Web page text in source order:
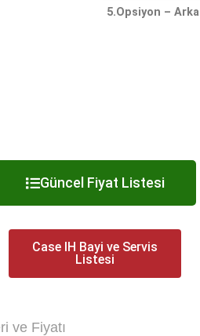
5.Opsiyon – Arka
Güncel Fiyat Listesi
Case IH Bayi ve Servis
Listesi
ve Fiyatı